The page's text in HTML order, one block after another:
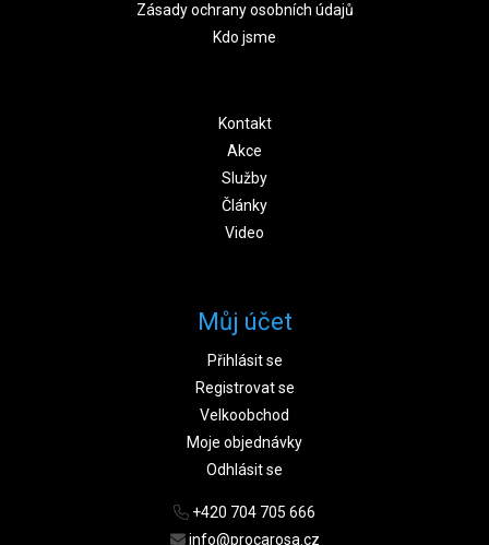
Zásady ochrany osobních údajů
Kdo jsme
Kontakt
Akce
Služby
Články
Video
Můj účet
Přihlásit se
Registrovat se
Velkoobchod
Moje objednávky
Odhlásit se
+420 704 705 666
info@procarosa.cz